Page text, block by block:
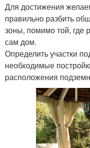
Для достижения
правильно разбить
зоны, помимо той, где
сам дом.
Определить участки
необходимые
расположения